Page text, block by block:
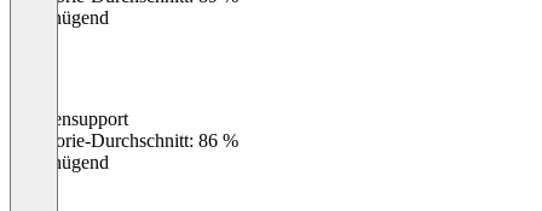
Ungenügend
Kundensupport
Kategorie-Durchschnitt: 86 %
Ungenügend